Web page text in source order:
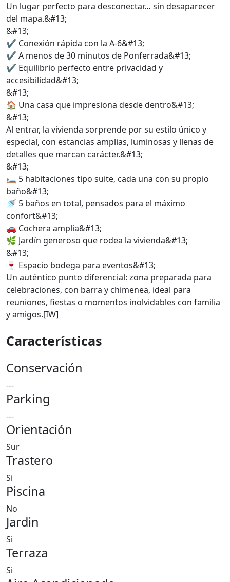
Un lugar perfecto para desconectar… sin desaparecer
del mapa.&#13;
&#13;
✔️ Conexión rápida con la A-6&#13;
✔️ A menos de 30 minutos de Ponferrada&#13;
✔️ Equilibrio perfecto entre privacidad y
accesibilidad&#13;
&#13;
🏠 Una casa que impresiona desde dentro&#13;
&#13;
Al entrar, la vivienda sorprende por su estilo único y
especial, con estancias amplias, luminosas y llenas de
detalles que marcan carácter.&#13;
&#13;
🛏️ 5 habitaciones tipo suite, cada una con su propio
baño&#13;
🚿 5 baños en total, pensados para el máximo
confort&#13;
🚗 Cochera amplia&#13;
🌿 Jardín generoso que rodea la vivienda&#13;
&#13;
🍷 Espacio bodega para eventos&#13;
Un auténtico punto diferencial: zona preparada para
celebraciones, con barra y chimenea, ideal para
reuniones, fiestas o momentos inolvidables con familia
y amigos.[IW]
Características
Conservación
---
Parking
---
Orientación
Sur
Trastero
Si
Piscina
No
Jardin
Si
Terraza
Si